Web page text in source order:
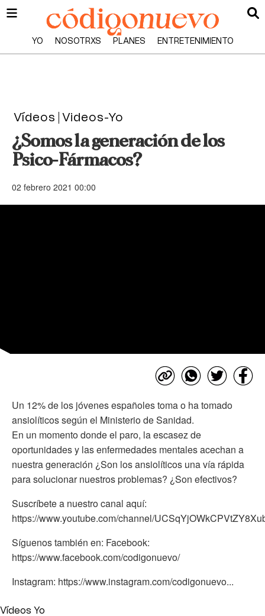
YO NOSOTRXS PLANES ENTRETENIMIENTO
Vídeos Videos-Yo
¿Somos la generación de los
Psico-Fármacos?
02 febrero 2021 00:00
Un 12% de los jóvenes españoles toma o ha tomado
ansiolíticos según el Ministerio de Sanidad.
En un momento donde el paro, la escasez de
oportunidades y las enfermedades mentales acechan a
nuestra generación ¿Son los ansiolíticos una vía rápida
para solucionar nuestros problemas? ¿Son efectivos?
Suscríbete a nuestro canal aquí:
https://www.youtube.com/channel/
Síguenos también en: Facebook:
https://www.facebook.com/codigonuevo/
Instagram: https://www.instagram.com/codigonuevo...
Vídeos Yo